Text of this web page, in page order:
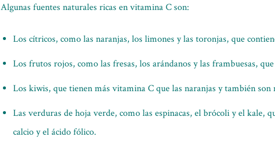
Algunas fuentes naturales ricas en vitamina C son:
Los cítricos, como las naranjas, los limones y las toronjas, que
Los frutos rojos, como las fresas, los arándanos y las frambuesas,
Los kiwis, que tienen más vitamina C que las naranjas y también son
Las verduras de hoja verde, como las espinacas, el brócoli y el kale,
calcio y el ácido fólico.